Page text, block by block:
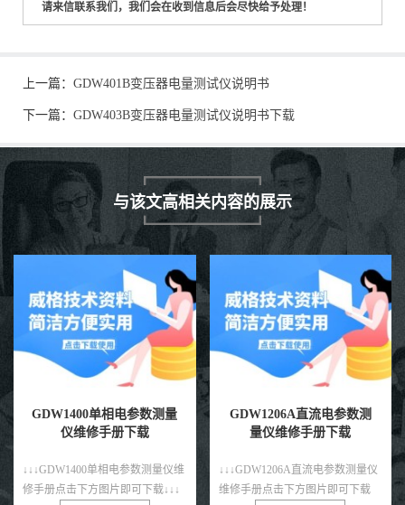
请来信联系我们，我们会在收到信息后会尽快给予处理！
上一篇： GDW401B变压器电量测试仪说明书
下一篇： GDW403B变压器电量测试仪说明书下载
与该文高相关内容的展示
GDW1206A直流电参数测
量仪维修手册下载
↓↓↓GDW1206A直流电参数测量仪
维修手册点击下方图片即可下载
GDW1200C单相电参数测
量仪维修手册下载
↓↓↓GDW1200C单相电参数测量仪
维修手册点击下方图片即可下载